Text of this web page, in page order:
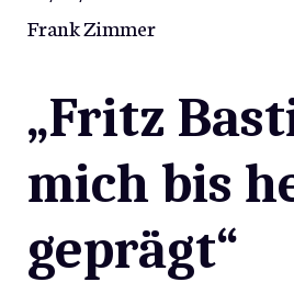
Frank Zimmer
„Fritz
mich bis
geprägt“